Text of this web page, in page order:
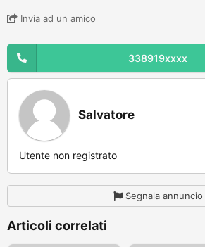
Invia ad un amico
338919xxxx
Salvatore
Utente non registrato
Segnala annuncio
Articoli correlati